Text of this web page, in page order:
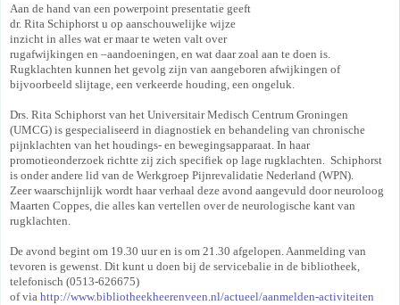
Aan de hand van een powerpoint presentatie geeft
dr. Rita Schiphorst u op aanschouwelijke wijze
inzicht in alles wat er maar te weten valt over
rugafwijkingen en –aandoeningen, en wat daar zoal aan te doen is.
Rugklachten kunnen het gevolg zijn van aangeboren afwijkingen of
bijvoorbeeld slijtage, een verkeerde houding, een ongeluk.
Drs. Rita Schiphorst van het Universitair Medisch Centrum Groningen
(UMCG) is gespecialiseerd in diagnostiek en behandeling van chronische
pijnklachten van het houdings- en bewegingsapparaat. In haar
promotieonderzoek richtte zij zich specifiek op lage rugklachten. Schiphorst
is onder andere lid van de Werkgroep Pijnrevalidatie Nederland (WPN).
Zeer waarschijnlijk wordt haar verhaal deze avond aangevuld door neuroloog
Maarten Coppes, die alles kan vertellen over de neurologische kant van
rugklachten.
De avond begint om 19.30 uur en is om 21.30 afgelopen. Aanmelding van
tevoren is gewenst. Dit kunt u doen bij de servicebalie in de bibliotheek,
telefonisch (0513-626675)
of via http://www.bibliotheekheerenveen.nl/actueel/aanmelden-activiteiten